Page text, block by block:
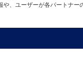
、ユーザーが各パートナー